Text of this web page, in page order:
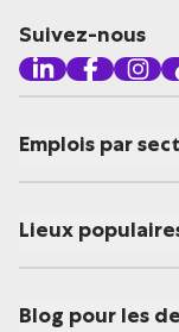
Suivez-nous
Emplois par
Lieux
Blog pour les